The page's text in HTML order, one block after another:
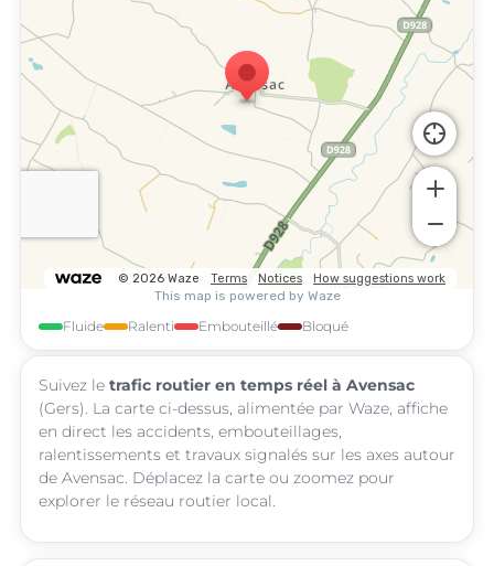
Fluide Ralenti Embouteillé Bloqué
Suivez le trafic routier en temps réel à Avensac
(Gers). La carte ci-dessus, alimentée par Waze, affiche
en direct les accidents, embouteillages,
ralentissements et travaux signalés sur les axes autour
de Avensac. Déplacez la carte ou zoomez pour
explorer le réseau routier local.